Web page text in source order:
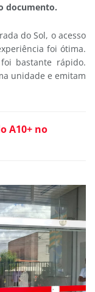
documento.
do Sol, o acesso
foi ótima.
bastante rápido.
unidade e emitam
A10+ no